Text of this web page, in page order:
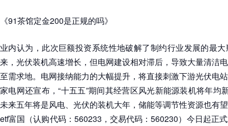
《91茶馆定金200是正规的吗》
业内认为，此次巨额投资系统性地破解了制约行业发展的最
来，光伏装机高速增长，但电网建设相对滞后，导致大量清洁
至需求地。电网接纳能力的大幅提升，将直接刺激下游光伏电
家电网还宣布，“十五五”期间其经营区风光新能源装机将年均
未来五年将是风电、光伏的装机大年，储能等调节性资源也有
etf富国（认购代码：560233，交易代码：560230）今日起正